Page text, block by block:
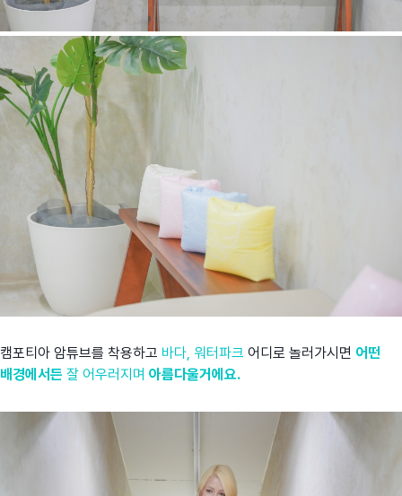
캠포티아 암튜브를 착용하고 바다, 워터파크 어디로 놀러가시면 어떤
배경에서든 잘 어우러지며 아름다울거에요.